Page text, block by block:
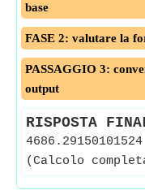
base
FASE 2: valutare la
PASSAGGIO 3:
output
RISPOSTA
4686.29150101524
(Calcolo